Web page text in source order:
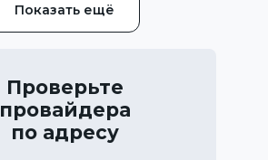
Показать ещё
Проверьте
провайдера
по адресу